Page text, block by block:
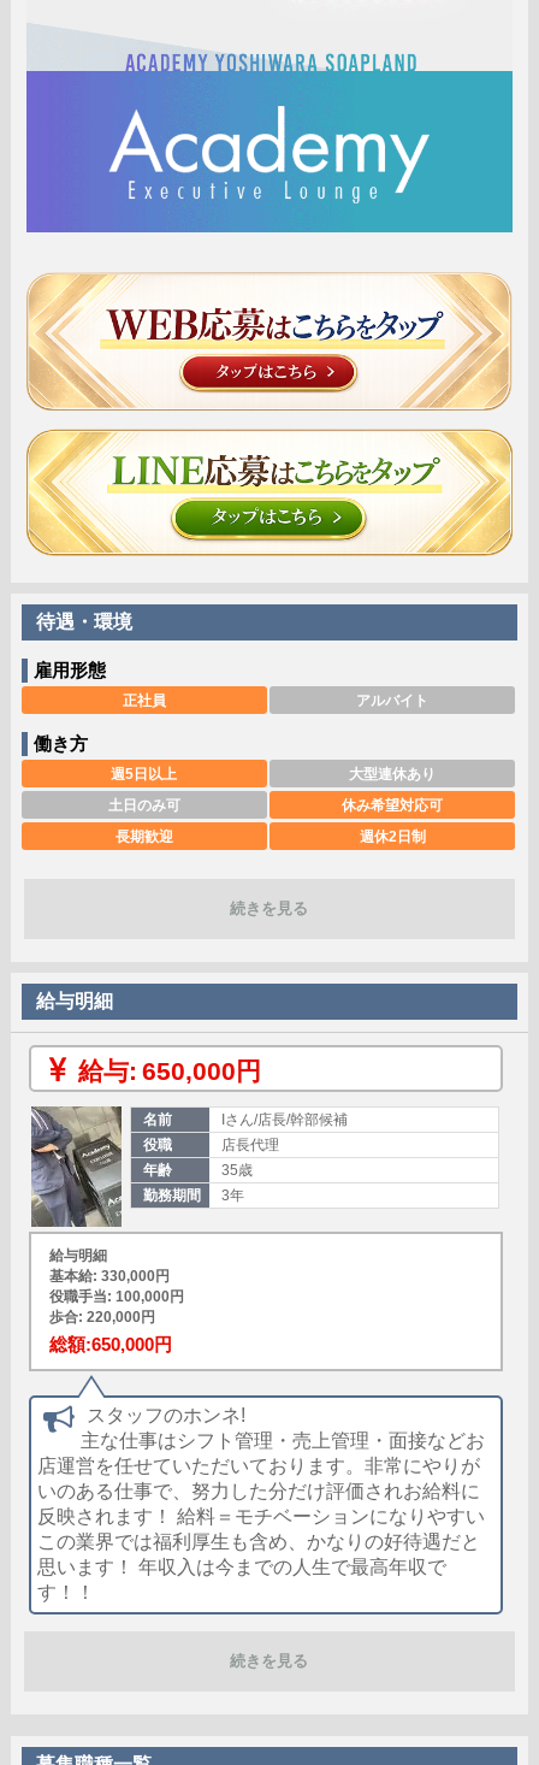
待遇・環境
雇用形態
正社員 アルバイト
働き方
週5日以上
大型連休あり
土日のみ可
休み希望対応可
長期歓迎
週休2日制
昇給あり
資格手当あり
待遇
社会保険完備
交通費支給
寮・社宅あり
こだわり
未経験可
女性活躍中
学歴不問
幹部候補
制服貸与
道具･備品貸与
入社祝い金支給
勤務地相談
WEB面接OK
在宅ワーク可
オフィス内分煙・禁煙
送迎車持込禁煙可
即日採用合否通達可
残業代支給
続きを見る
給与明細
給与: 650,000円
名前
Iさん/店長/幹部候補
役職
店長代理
年齢
35歳
勤務期間
3年
給与明細
基本給: 330,000円
役職手当: 100,000円
歩合: 220,000円
総額:650,000円
スタッフのホンネ!
主な仕事はシフト管理・売上管理・面接などお
店運営を任せていただいております。非常にやりが
いのある仕事で、努力した分だけ評価されお給料に
反映されます！ 給料＝モチベーションになりやすい
この業界では福利厚生も含め、かなりの好待遇だと
思います！ 年収入は今までの人生で最高年収で
す！！
500,000円
年齢
48歳
続きを見る